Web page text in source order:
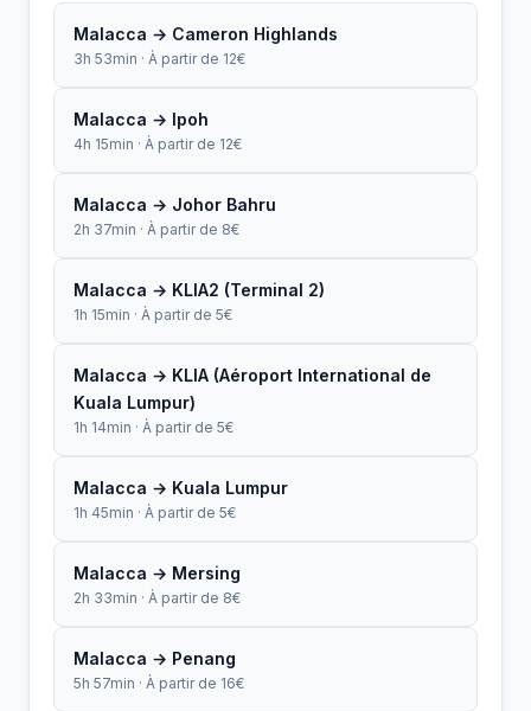
Malacca → Cameron Highlands
3h 53min · À partir de 12€
Malacca → Ipoh
4h 15min · À partir de 12€
Malacca → Johor Bahru
2h 37min · À partir de 8€
Malacca → KLIA2 (Terminal 2)
1h 15min · À partir de 5€
Malacca → KLIA (Aéroport International de
Kuala Lumpur)
1h 14min · À partir de 5€
Malacca → Kuala Lumpur
1h 45min · À partir de 5€
Malacca → Mersing
2h 33min · À partir de 8€
Malacca → Penang
5h 57min · À partir de 16€